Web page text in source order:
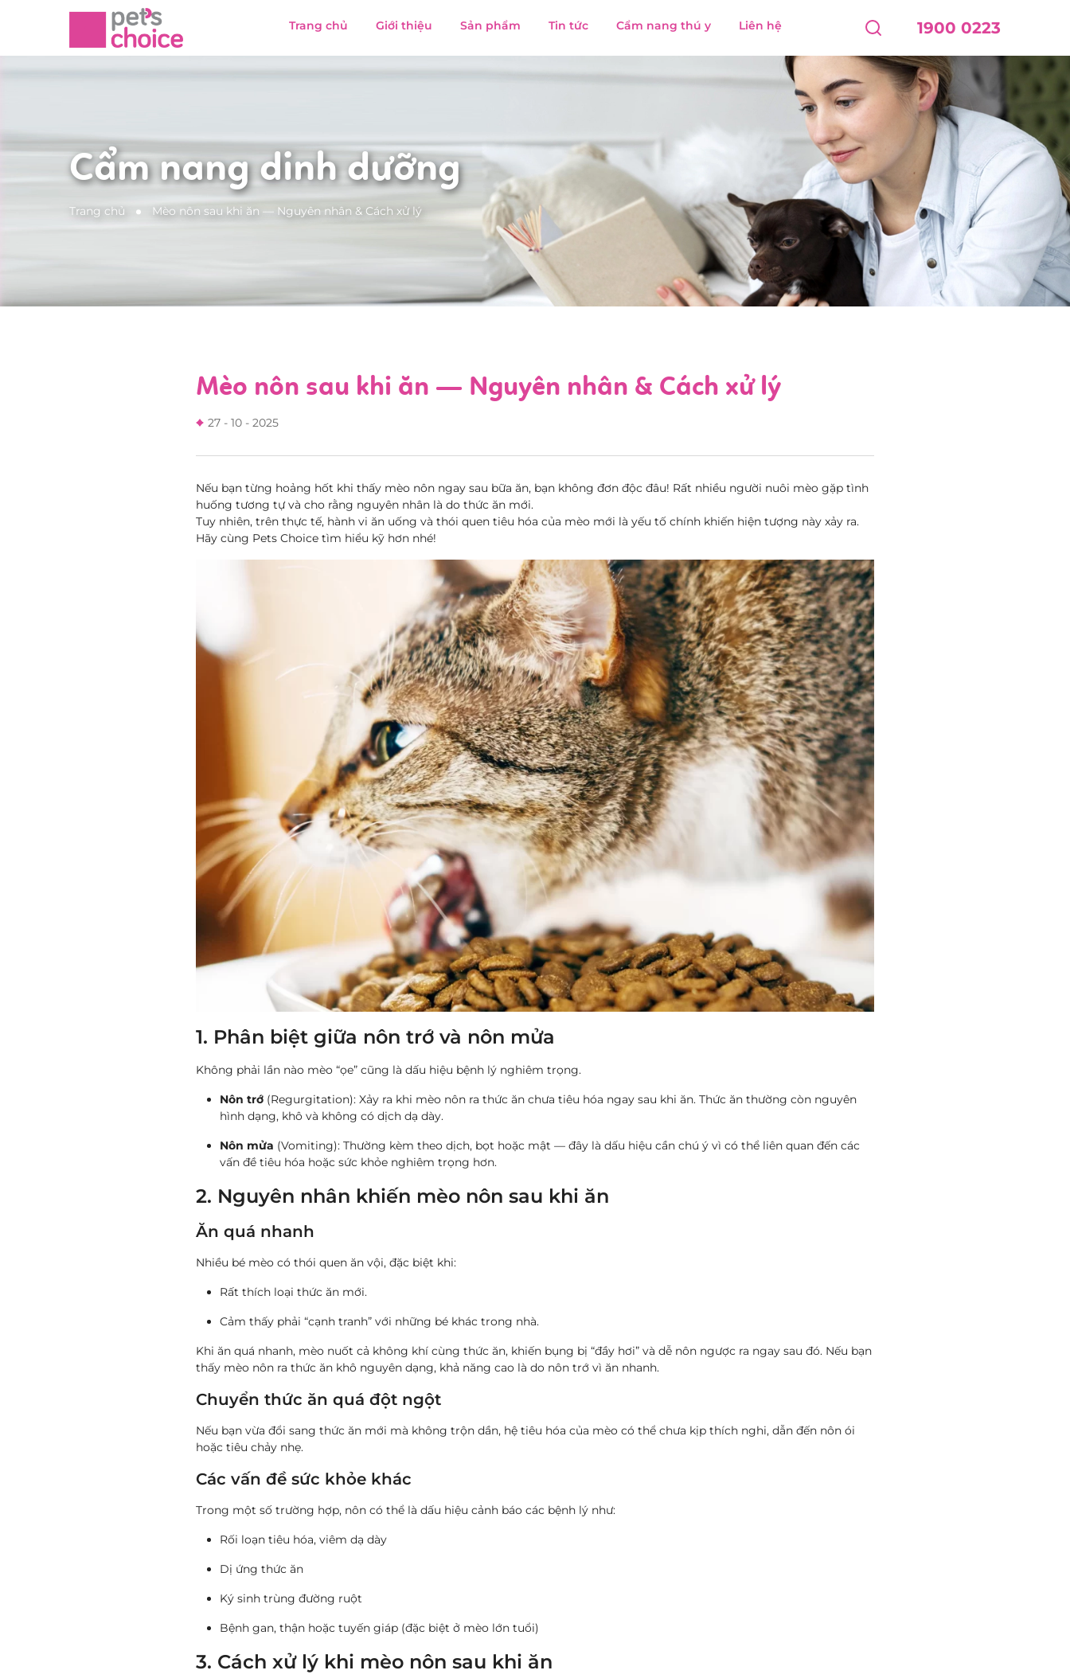
Trang chủ Giới thiệu Sản phẩm Tin tức Cẩm nang thú y Liên hệ 1900 0223
Cẩm nang dinh dưỡng
Trang chủ Mèo nôn sau khi ăn — Nguyên nhân & Cách xử lý
Mèo nôn sau khi ăn — Nguyên nhân & Cách xử lý
27 - 10 - 2025
Nếu bạn từng hoảng hốt khi thấy mèo nôn ngay sau bữa ăn, bạn không đơn độc đâu! Rất nhiều người nuôi mèo gặp tình
huống tương tự và cho rằng nguyên nhân là do thức ăn mới.
Tuy nhiên, trên thực tế, hành vi ăn uống và thói quen tiêu hóa của mèo mới là yếu tố chính khiến hiện tượng này xảy ra.
Hãy cùng Pets Choice tìm hiểu kỹ hơn nhé!
1. Phân biệt giữa nôn trớ và nôn mửa
Không phải lần nào mèo “ọe” cũng là dấu hiệu bệnh lý nghiêm trọng.
Nôn trớ (Regurgitation): Xảy ra khi mèo nôn ra thức ăn chưa tiêu hóa ngay sau khi ăn. Thức ăn thường còn nguyên
hình dạng, khô và không có dịch dạ dày.
Nôn mửa (Vomiting): Thường kèm theo dịch, bọt hoặc mật — đây là dấu hiệu cần chú ý vì có thể liên quan đến các
vấn đề tiêu hóa hoặc sức khỏe nghiêm trọng hơn.
2. Nguyên nhân khiến mèo nôn sau khi ăn
Ăn quá nhanh
Nhiều bé mèo có thói quen ăn vội, đặc biệt khi:
Rất thích loại thức ăn mới.
Cảm thấy phải “cạnh tranh” với những bé khác trong nhà.
Khi ăn quá nhanh, mèo nuốt cả không khí cùng thức ăn, khiến bụng bị “đầy hơi” và dễ nôn ngược ra ngay sau đó. Nếu bạn
thấy mèo nôn ra thức ăn khô nguyên dạng, khả năng cao là do nôn trớ vì ăn nhanh.
Chuyển thức ăn quá đột ngột
Nếu bạn vừa đổi sang thức ăn mới mà không trộn dần, hệ tiêu hóa của mèo có thể chưa kịp thích nghi, dẫn đến nôn ói
hoặc tiêu chảy nhẹ.
Các vấn đề sức khỏe khác
Trong một số trường hợp, nôn có thể là dấu hiệu cảnh báo các bệnh lý như:
Rối loạn tiêu hóa, viêm dạ dày
Dị ứng thức ăn
Ký sinh trùng đường ruột
Bệnh gan, thận hoặc tuyến giáp (đặc biệt ở mèo lớn tuổi)
3. Cách xử lý khi mèo nôn sau khi ăn